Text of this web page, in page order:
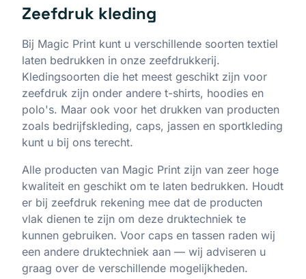
Zeefdruk kleding
Bij Magic Print kunt u verschillende soorten textiel
laten bedrukken in onze zeefdrukkerij.
Kledingsoorten die het meest geschikt zijn voor
zeefdruk zijn onder andere t-shirts, hoodies en
polo's. Maar ook voor het drukken van producten
zoals bedrijfskleding, caps, jassen en sportkleding
kunt u bij ons terecht.
Alle producten van Magic Print zijn van zeer hoge
kwaliteit en geschikt om te laten bedrukken. Houdt
er bij zeefdruk rekening mee dat de producten
vlak dienen te zijn om deze druktechniek te
kunnen gebruiken. Voor caps en tassen raden wij
een andere druktechniek aan — wij adviseren u
graag over de verschillende mogelijkheden.